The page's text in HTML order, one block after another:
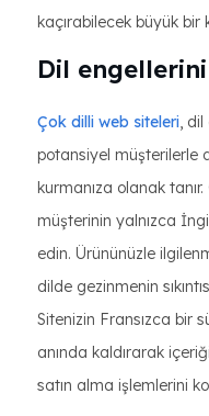
kaçırabilecek büyük bir
Dil
Çok dilli web siteleri, dil
potansiyel müşterilerle
kurmanıza olanak
müşterinin yalnızca
edin. Ürününüzle
dilde gezinmenin
Sitenizin Fransızca bir
anında kaldırarak
satın alma işlemlerini